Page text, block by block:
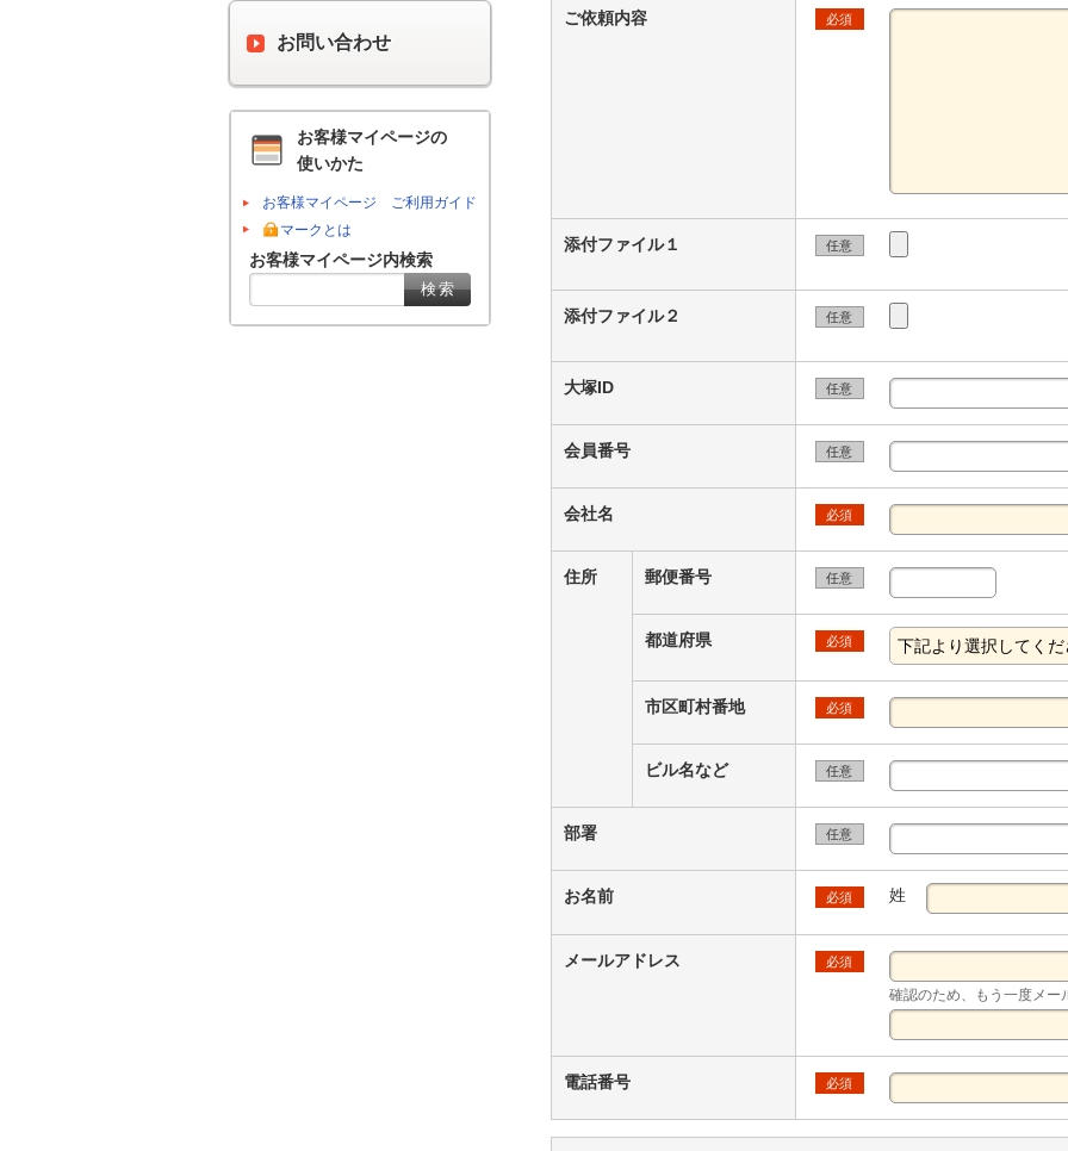
ご依頼内容 必須
添付ファイル１ 任意
添付ファイル２ 任意
大塚ID 任意
会員番号 任意
会社名 必須
住所 郵便番号 任意
都道府県 必須
市区町村番地 必須
ビル名など 任意
部署 任意
お名前 必須 姓
メールアドレス 必須
確認のため、もう一度メー
電話番号 必須
お問い合わせ
お客様マイページの
使いかた
お客様マイページ ご利用ガイド
マークとは
お客様マイページ内検索